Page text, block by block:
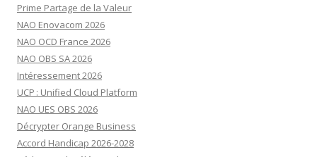
Prime Partage de la Valeur
NAO Enovacom 2026
NAO OCD France 2026
NAO OBS SA 2026
Intéressement 2026
UCP : Unified Cloud Platform
NAO UES OBS 2026
Décrypter Orange Business
Accord Handicap 2026-2028